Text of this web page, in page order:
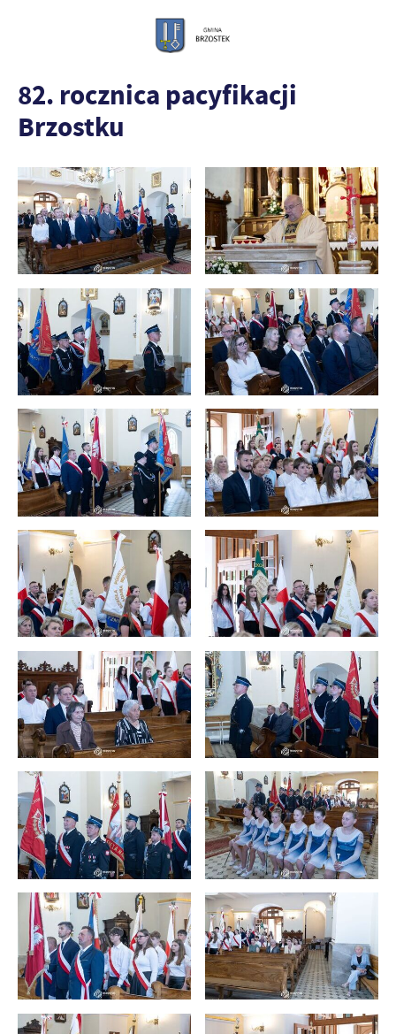
82. rocznica pacyfikacji
Brzostku